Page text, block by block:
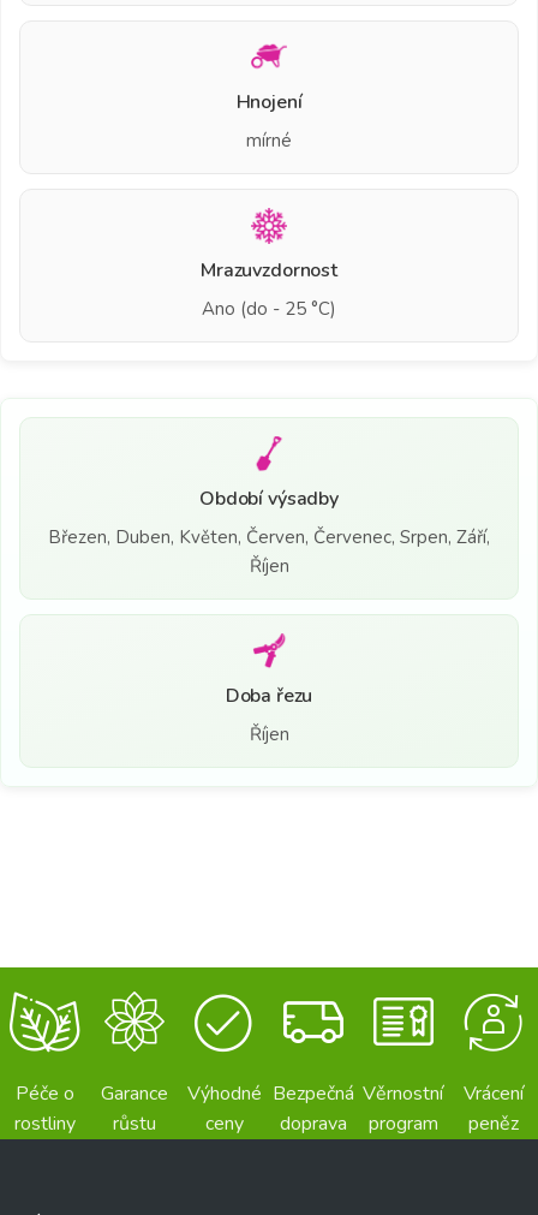
Hnojení
mírné
Mrazuvzdornost
Ano (do - 25 °C)
Období výsadby
Březen, Duben, Květen, Červen, Červenec, Srpen, Září,
Říjen
Doba řezu
Říjen
Péče o
rostliny
Garance
růstu
Výhodné
ceny
Bezpečná
doprava
Věrnostní
program
Vrácení
peněz